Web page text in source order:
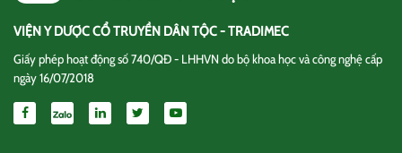
VIỆN Y DƯỢC CỔ TRUYỀN DÂN TỘC - TRADIMEC
Giấy phép hoạt động số 740/QĐ - LHHVN do bộ khoa học và công nghệ cấp
ngày 16/07/2018